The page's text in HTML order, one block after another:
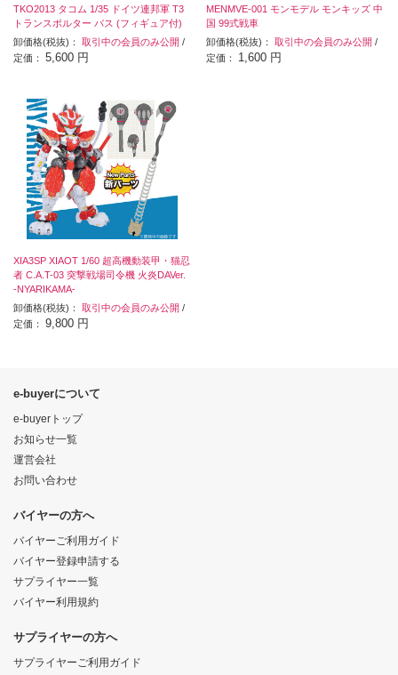
TKO2013 タコム 1/35 ドイツ連邦軍 T3
トランスポルター バス (フィギュア付)
卸価格(税抜)： 取引中の会員のみ公開 /
定価： 5,600 円
MENMVE-001 モンモデル モンキッズ 中
国 99式戦車
卸価格(税抜)：取引中の会員のみ公開 /
定価： 1,600 円
XIA3SP XIAOT 1/60 超高機動装甲・猫忍
者 C.A.T-03 突撃戦場司令機 火炎DAVer.
-NYARIKAMA-
卸価格(税抜)： 取引中の会員のみ公開 /
定価： 9,800 円
e-buyerについて
e-buyerトップ
お知らせ一覧
運営会社
お問い合わせ
バイヤーの方へ
バイヤーご利用ガイド
バイヤー登録申請する
サプライヤー一覧
バイヤー利用規約
サプライヤーの方へ
サプライヤーご利用ガイド